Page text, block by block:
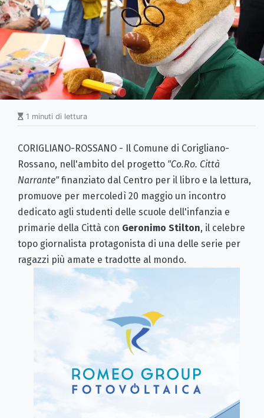
1 minuti di lettura
CORIGLIANO-ROSSANO - Il Comune di Corigliano-
Rossano, nell'ambito del progetto "Co.Ro. Città
Narrante"finanziato dal Centro per il libro e la lettura,
promuove per mercoledì 20 maggio un incontro
dedicato agli studenti delle scuole dell'infanzia e
primarie della Città con Geronimo Stilton, il celebre
topo giornalista protagonista di una delle serie per
ragazzi più amate e tradotte al mondo.